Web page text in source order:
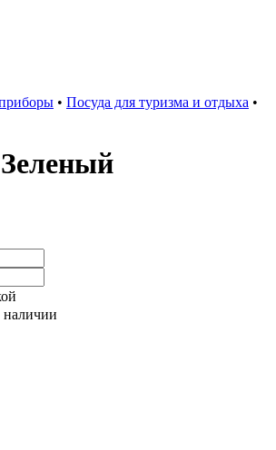
• Посуда для туризма и отдыха •
наличии